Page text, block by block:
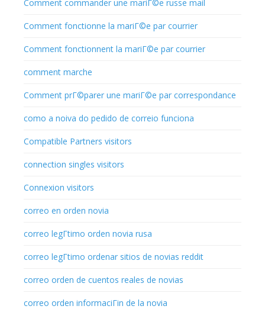
Comment commander une mariГ©e russe mail
Comment fonctionne la mariГ©e par courrier
Comment fonctionnent la mariГ©e par courrier
comment marche
Comment prГ©parer une mariГ©e par correspondance
como a noiva do pedido de correio funciona
Compatible Partners visitors
connection singles visitors
Connexion visitors
correo en orden novia
correo legГ­timo orden novia rusa
correo legГ­timo ordenar sitios de novias reddit
correo orden de cuentos reales de novias
correo orden informaciГіn de la novia